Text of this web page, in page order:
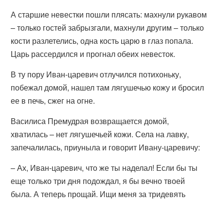
А старшие невестки пошли плясать: махнули рукавом
– только гостей забрызгали, махнули другим – только
кости разлетелись, одна кость царю в глаз попала.
Царь рассердился и прогнал обеих невесток.
В ту пору Иван-царевич отлучился потихоньку,
побежал домой, нашел там лягушечью кожу и бросил
ее в печь, сжег на огне.
Василиса Премудрая возвращается домой,
хватилась – нет лягушечьей кожи. Села на лавку,
запечалилась, приуныла и говорит Ивану-царевичу:
– Ах, Иван-царевич, что же ты наделал! Если бы ты
еще только три дня подождал, я бы вечно твоей
была. А теперь прощай. Ищи меня за тридевять